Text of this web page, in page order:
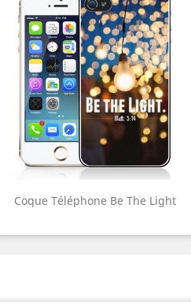
Coque Téléphone Be The Light